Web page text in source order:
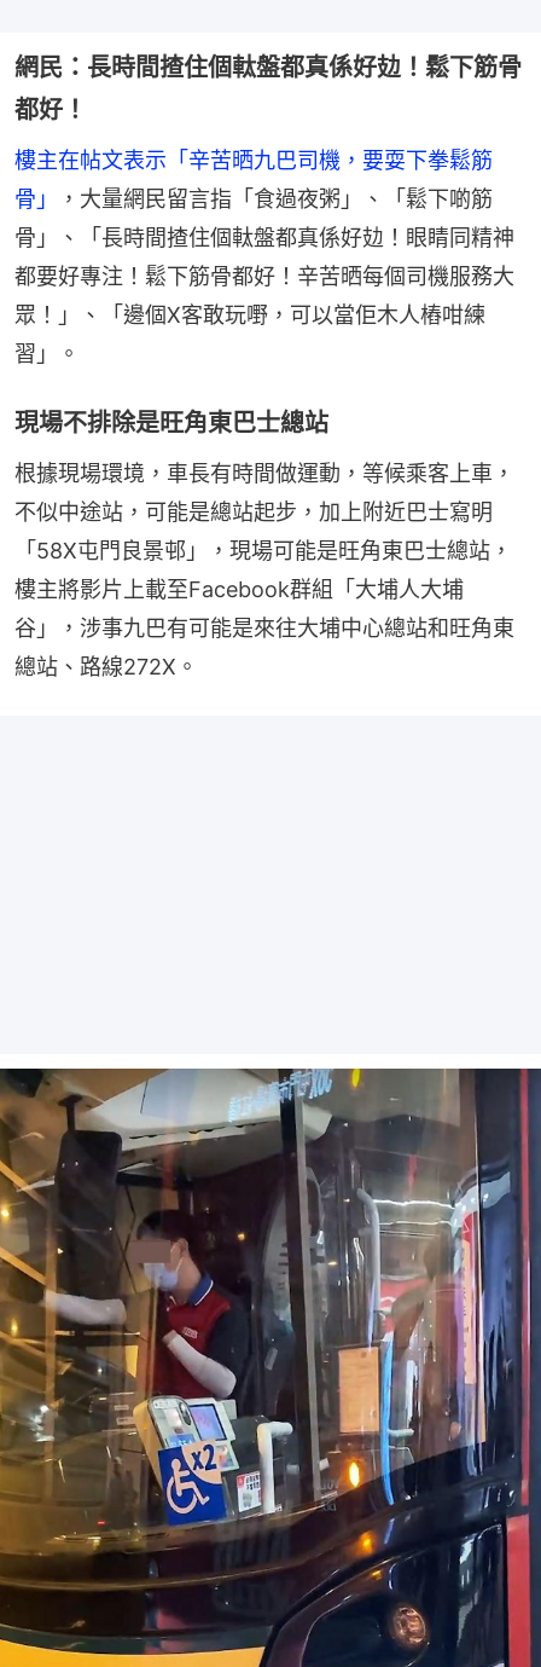
網民：長時間揸住個軚盤都真係好攰！鬆下筋骨
都好！
樓主在帖文表示「辛苦晒九巴司機，要耍下拳鬆筋
骨」
，大量網民留言指「食過夜粥」、「鬆下啲筋
骨」、「長時間揸住個軚盤都真係好攰！眼睛同精神
都要好專注！鬆下筋骨都好！辛苦晒每個司機服務大
眾！」、「邊個X客敢玩嘢，可以當佢木人樁咁練
習」。
現場不排除是旺角東巴士總站
根據現場環境，車長有時間做運動，等候乘客上車，
不似中途站，可能是總站起步，加上附近巴士寫明
「58X屯門良景邨」，現場可能是旺角東巴士總站，
樓主將影片上載至Facebook群組「大埔人大埔
谷」，涉事九巴有可能是來往大埔中心總站和旺角東
總站、路線272X。